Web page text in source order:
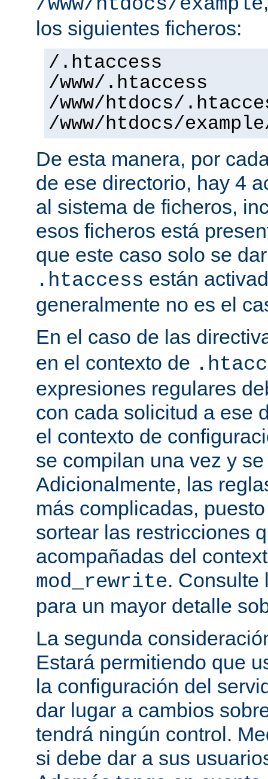
los siguientes ficheros:
/.htaccess
/www/.htaccess
/www/htdocs/
/www/htdocs/
De esta manera, por
de ese directorio, hay 4
al sistema de ficheros,
esos ficheros está
que este caso solo se
.htaccess están
generalmente no es el
En el caso de las
en el contexto de
expresiones regulares
con cada solicitud a ese
el contexto de
se compilan una vez y
Adicionalmente, las
más complicadas,
sortear las restricciones
acompañadas del
mod_rewrite.
para un mayor detalle
La segunda
Estará permitiendo que
la configuración del
dar lugar a cambios
tendrá ningún control.
si debe dar a sus